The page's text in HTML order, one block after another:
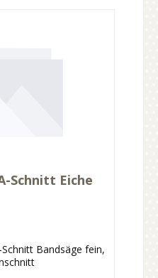
Schnitt Eiche
Bandsäge fein,